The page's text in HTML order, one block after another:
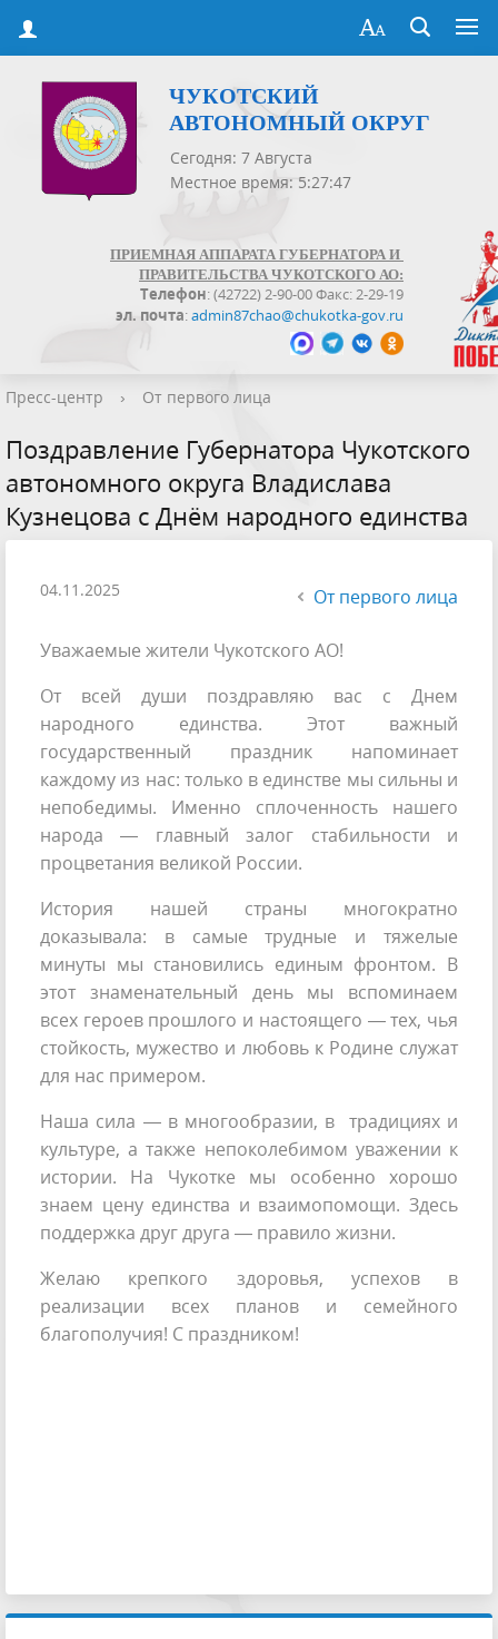
ЧУКОТСКИЙ
АВТОНОМНЫЙ ОКРУГ
Сегодня: 7 Августа
Местное время: 5:27:47
ПРИЕМНАЯ АППАРАТА ГУБЕРНАТОРА И
ПРАВИТЕЛЬСТВА ЧУКОТСКОГО АО:
Телефон: (42722) 2-90-00 Факс: 2-29-19
эл. почта:admin87chao@chukotka-gov.ru
Пресс-центр › От первого лица
Поздравление Губернатора Чукотского
автономного округа Владислава
Кузнецова с Днём народного единства
04.11.2025 От первого лица
Уважаемые жители Чукотского АО!
От всей души поздравляю вас с Днем
народного единства. Этот важный
государственный праздник напоминает
каждому из нас: только в единстве мы сильны и
непобедимы. Именно сплоченность нашего
народа — главный залог стабильности и
процветания великой России.
История нашей страны многократно
доказывала: в самые трудные и тяжелые
минуты мы становились единым фронтом. В
этот знаменательный день мы вспоминаем
всех героев прошлого и настоящего — тех, чья
стойкость, мужество и любовь к Родине служат
для нас примером.
Наша сила — в многообразии, в традициях и
культуре, а также непоколебимом уважении к
истории. На Чукотке мы особенно хорошо
знаем цену единства и взаимопомощи. Здесь
поддержка друг друга — правило жизни.
Желаю крепкого здоровья, успехов в
реализации всех планов и семейного
благополучия! С праздником!